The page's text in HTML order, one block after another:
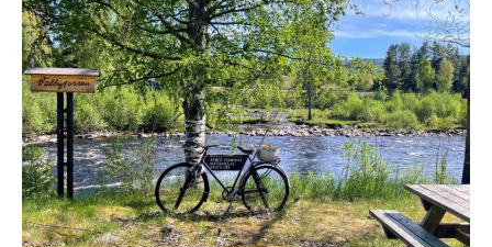
Søk
Kategori
I
n
f
o
r